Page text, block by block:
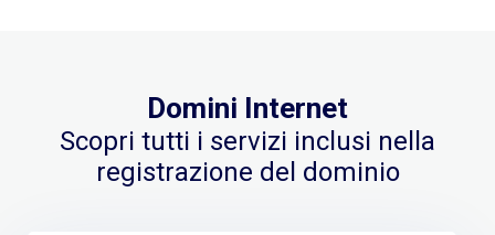
Domini Internet
Scopri tutti i servizi inclusi nella
registrazione del dominio